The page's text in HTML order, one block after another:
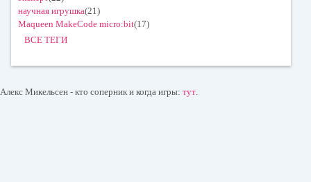
научная игрушка(21)
Maqueen MakeCode micro:bit(17)
ВСЕ ТЕГИ
Алекс Микельсен - кто соперник и когда игры: тут